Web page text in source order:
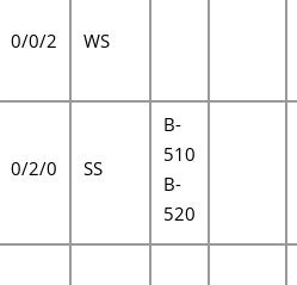
0/0/2 WS
0/2/0 SS
B-
510
B-
520